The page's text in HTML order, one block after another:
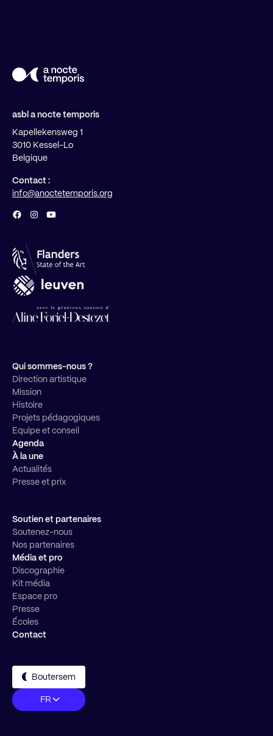
asbl a nocte temporis
Kapellekensweg 1
3010 Kessel-Lo
Belgique
Contact :
info@anoctetemporis.org
Qui sommes-nous ?
Direction artistique
Mission
Histoire
Projets pédagogiques
Equipe et conseil
Agenda
À la une
Actualités
Presse et prix
Soutien et partenaires
Soutenez-nous
Nos partenaires
Média et pro
Discographie
Kit média
Espace pro
Presse
Écoles
Contact
Boutersem
FR